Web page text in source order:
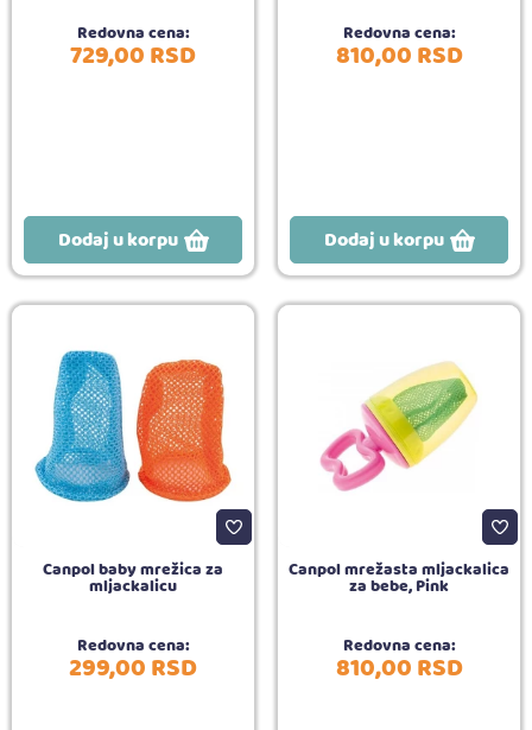
Redovna cena:
729,00RSD
Dodaj u korpu
Redovna cena:
810,00RSD
Dodaj u korpu
Canpol baby mrežica za
mljackalicu
Redovna cena:
299,00RSD
Canpol mrežasta mljackalica
za bebe, Pink
Redovna cena:
810,00RSD